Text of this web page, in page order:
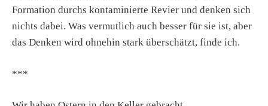
Formation durchs kontaminierte Revier und denken sich
nichts dabei. Was vermutlich auch besser für sie ist, aber
das Denken wird ohnehin stark überschätzt, finde ich.
***